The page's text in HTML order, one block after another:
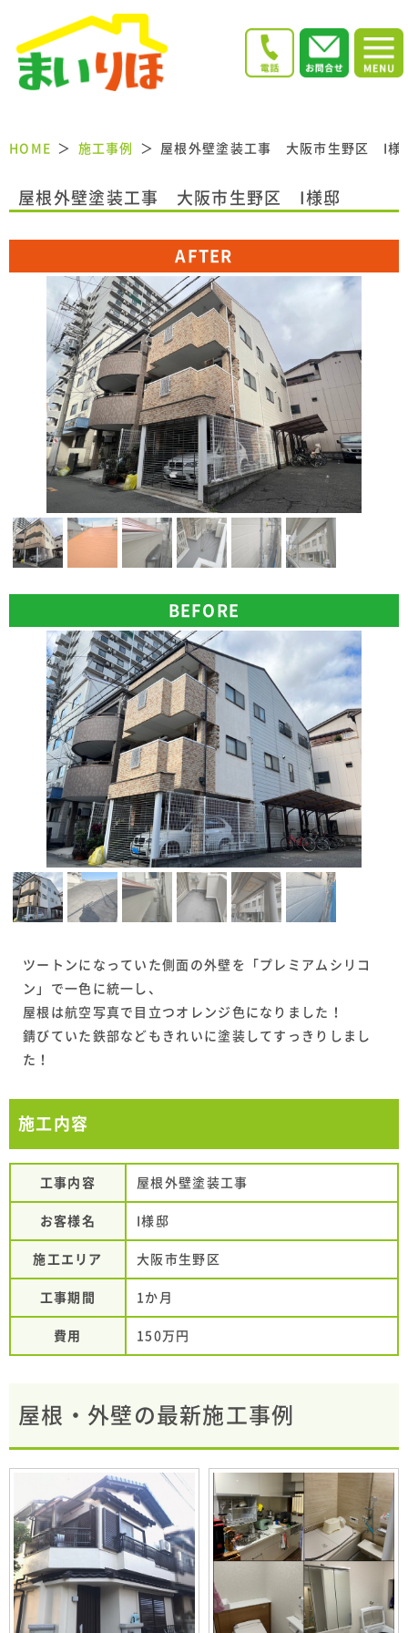
HOME 施工事例 屋根外壁塗装工事 大阪市生野区 I様
屋根外壁塗装工事 大阪市生野区 I様邸
AFTER
BEFORE
ツートンになっていた側面の外壁を「プレミアムシリコ
ン」で一色に統一し、
屋根は航空写真で目立つオレンジ色になりました！
錆びていた鉄部などもきれいに塗装してすっきりしまし
た！
施工内容
工事内容 屋根外壁塗装工事
お客様名 I様邸
施工エリア 大阪市生野区
工事期間 1か月
費用 150万円
屋根・外壁の最新施工事例